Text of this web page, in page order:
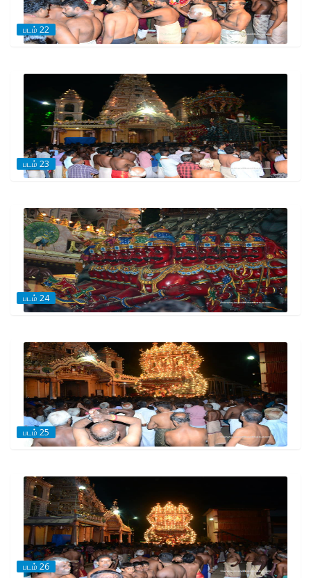
படம் 22
படம் 23
படம் 24
படம் 25
படம் 26